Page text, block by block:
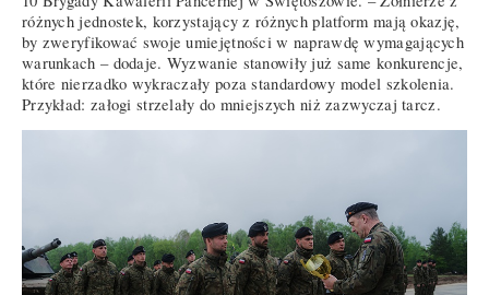
różnych jednostek, korzystający z różnych platform mają okazję,
by zweryfikować swoje umiejętności w naprawdę wymagających
warunkach – dodaje. Wyzwanie stanowiły już same konkurencje,
które nierzadko wykraczały poza standardowy model szkolenia.
Przykład: załogi strzelały do mniejszych niż zazwyczaj tarcz.